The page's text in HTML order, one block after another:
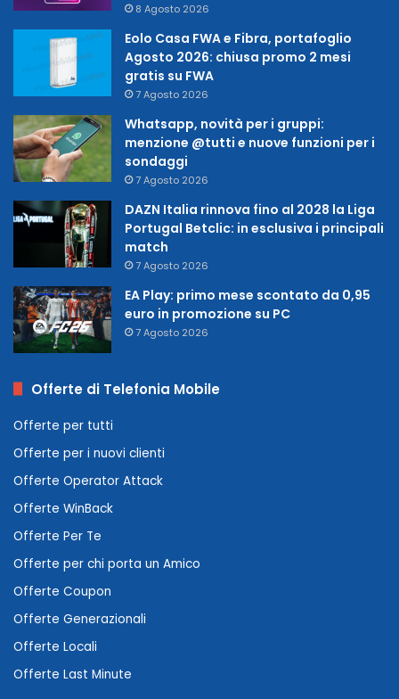
8 Agosto 2026
Eolo Casa FWA e Fibra, portafoglio
Agosto 2026: chiusa promo 2 mesi
gratis su FWA
7 Agosto 2026
Whatsapp, novità per i gruppi:
menzione @tutti e nuove funzioni per i
sondaggi
7 Agosto 2026
DAZN Italia rinnova fino al 2028 la Liga
Portugal Betclic: in esclusiva i principali
match
7 Agosto 2026
EA Play: primo mese scontato da 0,95
euro in promozione su PC
7 Agosto 2026
Offerte di Telefonia Mobile
Offerte per tutti
Offerte per i nuovi clienti
Offerte Operator Attack
Offerte WinBack
Offerte Per Te
Offerte per chi porta un Amico
Offerte Coupon
Offerte Generazionali
Offerte Locali
Offerte Last Minute